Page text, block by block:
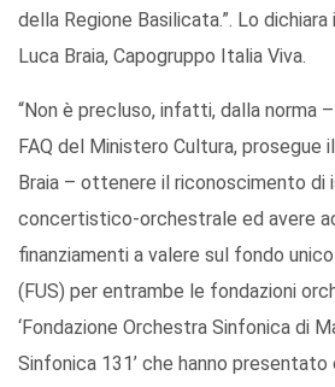
della Regione Basilicata.”. Lo
Luca Braia, Capogruppo Italia Viva.
“Non è precluso, infatti, dalla norma
FAQ del Ministero Cultura, prosegue
Braia – ottenere il riconoscimento di
concertistico-orchestrale ed avere
finanziamenti a valere sul fondo
(FUS) per entrambe le fondazioni
‘Fondazione Orchestra Sinfonica di
Sinfonica 131’ che hanno presentato